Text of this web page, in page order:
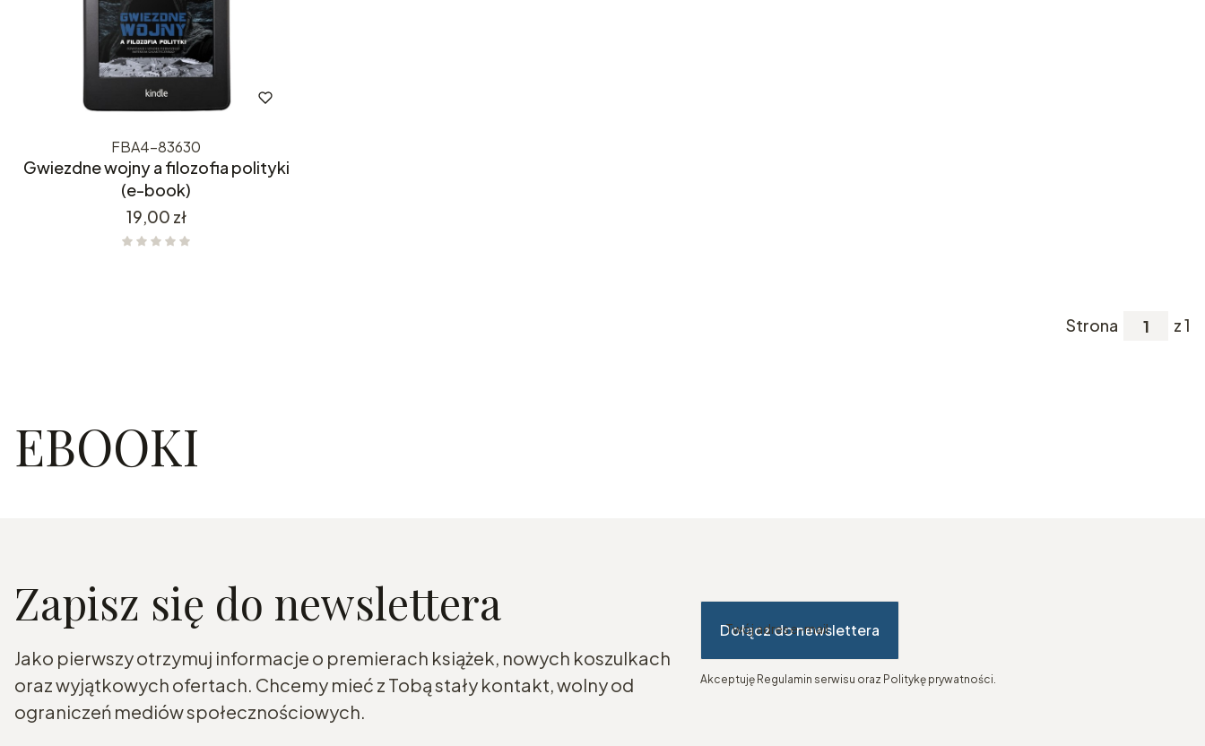
FBA4-83630
Gwiezdne wojny a filozofia polityki
(e-book)
Cena
19,00 zł
Strona z 1
EBOOKI
Zapisz się do newslettera
Jako pierwszy otrzymuj informacje o premierach książek, nowych koszulkach
oraz wyjątkowych ofertach. Chcemy mieć z Tobą stały kontakt, wolny od
ograniczeń mediów społecznościowych.
Twój adres e-mail
Dołącz do newslettera
Akceptuję Regulamin serwisu oraz Politykę prywatności.